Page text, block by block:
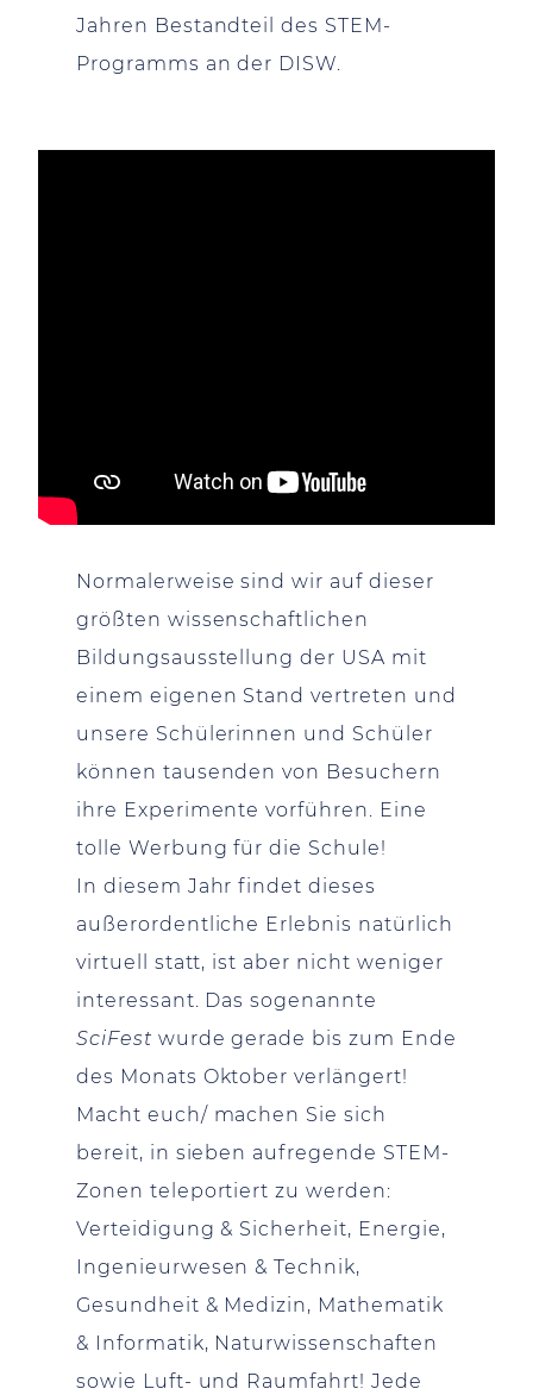
Jahren Bestandteil des STEM-
Programms an der DISW.
Normalerweise sind wir auf dieser
größten wissenschaftlichen
Bildungsausstellung der USA mit
einem eigenen Stand vertreten und
unsere Schülerinnen und Schüler
können tausenden von Besuchern
ihre Experimente vorführen. Eine
tolle Werbung für die Schule!
In diesem Jahr findet dieses
außerordentliche Erlebnis natürlich
virtuell statt, ist aber nicht weniger
interessant. Das sogenannte
SciFest wurde gerade bis zum Ende
des Monats Oktober verlängert!
Macht euch/ machen Sie sich
bereit, in sieben aufregende STEM-
Zonen teleportiert zu werden:
Verteidigung & Sicherheit, Energie,
Ingenieurwesen & Technik,
Gesundheit & Medizin, Mathematik
& Informatik, Naturwissenschaften
sowie Luft- und Raumfahrt! Jede